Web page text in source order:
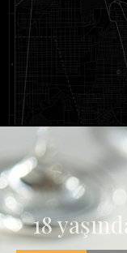
Jack Daniel's 150
ödüllü bir fıçı avı
18